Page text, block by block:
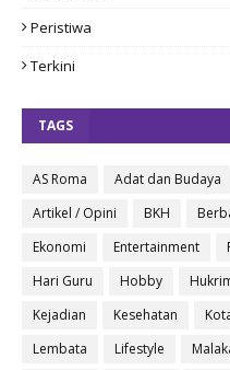
Peristiwa
Terkini
TAGS
AS Roma Adat dan Budaya
Artikel / Opini
BKH
Ekonomi
Entertainment
Hari Guru
Hobby
Kejadian
Kesehatan
Lembata
Lifestyle